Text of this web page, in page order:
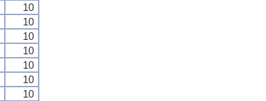
10
10
10
10
10
10
10